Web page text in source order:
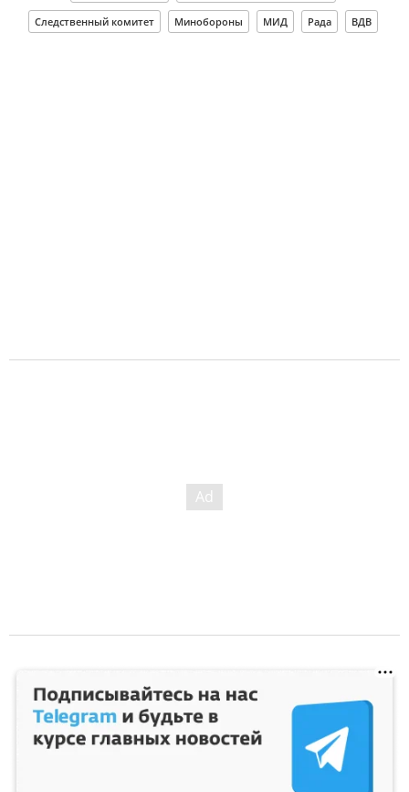
Следственный комитет Минобороны МИД Рада ВДВ